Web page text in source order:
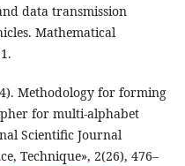
data transmission
Mathematical
Methodology for forming
for multi-alphabet
Scientific Journal
Technique», 2(26), 476–